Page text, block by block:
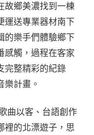
故鄉美濃找到一棟
運送專業器材南下
的樂手們體驗鄉下
感觸，過程在客家
完整精彩的紀錄
樂計畫。
曲以客、台語創作
裡的北漂遊子，思